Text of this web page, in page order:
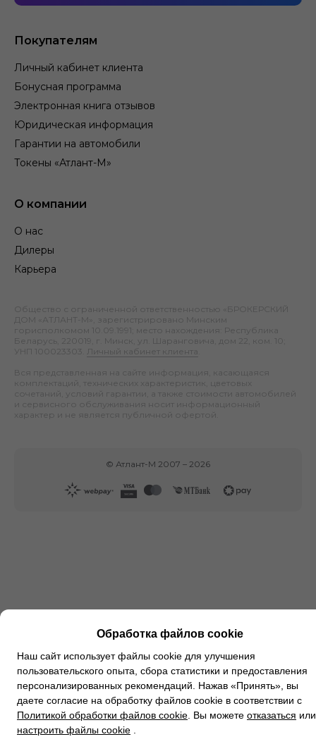
Покупателям
Личный кабинет клиента
Бонусная программа
Электронная книга отзывов
Юридическая информация
Гарантии на автомобили
Токены «Атлант-М»
О компании
О нас
Дилеры
Карьера
Общество с ограниченной ответственностью «БРОКЕРСКИЙ
ДОМ «АТЛАНТ-М», зарегистрировано Минским
горисполкомом 10.09.1991; место нахождения: Республика
Беларусь, 220019, г. Минск, ул. Шаранговича, дом 22, ком. 10;
УНП 100023303.
Личный кабинет клиента
Вся представленная на сайте информация, касающаяся
комплектаций, технических характеристик, цветовых
сочетаний, условий гарантии, а также стоимости автомобилей
и сервисного обслуживания носит информационный
характер и не является публичной офертой.
© Атлант-М 2007 – 2026
Обработка файлов cookie
Наш сайт использует файлы cookie для улучшения
пользовательского опыта, сбора статистики и предоставления
персонализированных рекомендаций. Нажав «Принять», вы
даете согласие на обработку файлов cookie в соответствии с
Политикой обработки файлов cookie . Вы можете отказаться или
настроить файлы cookie